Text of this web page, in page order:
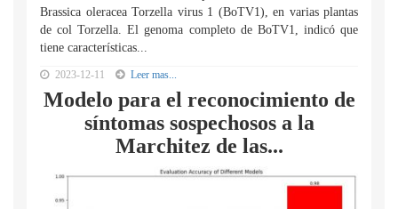
Brassica oleracea Torzella virus 1 (BoTV1), en varias plantas
de col Torzella. El genoma completo de BoTV1, indicó que
tiene características...
2023-12-11 Leer mas...
Modelo para el reconocimiento de
síntomas sospechosos a la
Marchitez de las...